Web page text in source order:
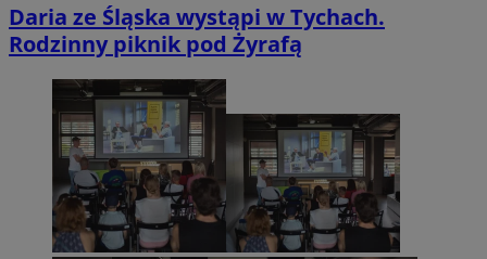
Daria ze Śląska wystąpi w Tychach.
Rodzinny piknik pod Żyrafą